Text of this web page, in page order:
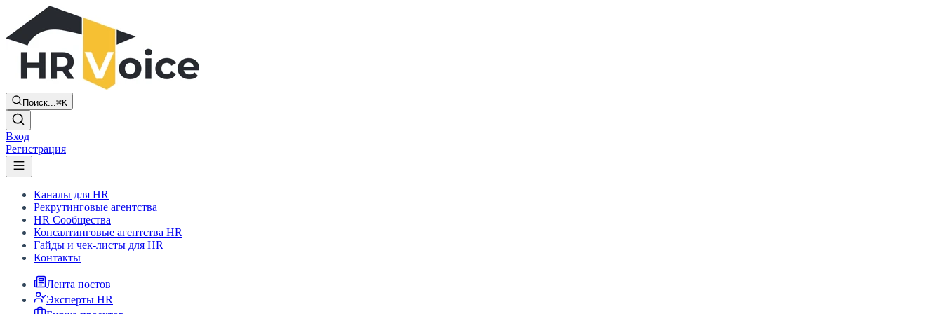
Поиск...⌘K
Вход
Регистрация
Каналы для HR
Рекрутинговые агентства
HR Сообщества
Консалтинговые агентства HR
Гайды и чек-листы для HR
Контакты
Лента постов
Эксперты HR